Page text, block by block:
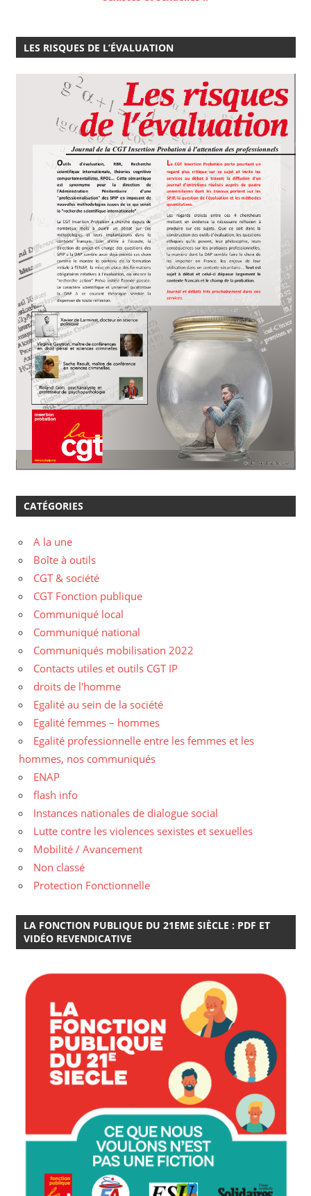
LES RISQUES DE L’ÉVALUATION
CATÉGORIES
A la une
Boîte à outils
CGT & société
CGT Fonction publique
Communiqué local
Communiqué national
Communiqués mobilisation 2022
Contacts utiles et outils CGT IP
droits de l'homme
Egalité au sein de la société
Egalité femmes – hommes
Egalité professionnelle entre les femmes et les
hommes, nos communiqués
ENAP
flash info
Instances nationales de dialogue social
Lutte contre les violences sexistes et sexuelles
Mobilité / Avancement
Non classé
Protection Fonctionnelle
LA FONCTION PUBLIQUE DU 21EME SIÈCLE : PDF ET
VIDÉO REVENDICATIVE